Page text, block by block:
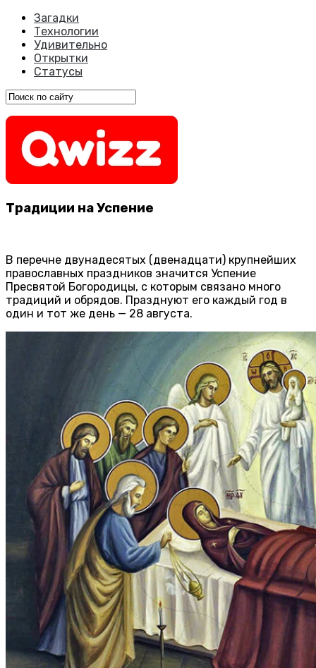
Загадки
Технологии
Удивительно
Открытки
Статусы
Традиции на Успение
В перечне двунадесятых (двенадцати) крупнейших
православных праздников значится Успение
Пресвятой Богородицы, с которым связано много
традиций и обрядов. Празднуют его каждый год в
один и тот же день — 28 августа.